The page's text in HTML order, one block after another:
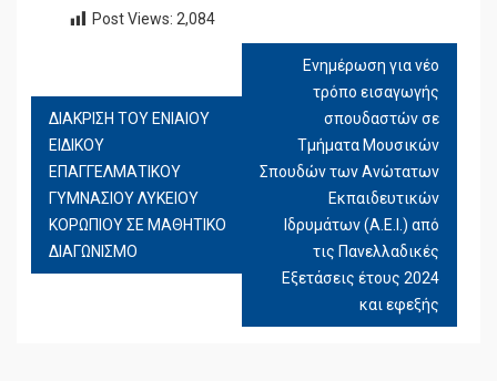
Post Views: 2,084
ΆΡΘΡΩΝ
ΔΙΑΚΡΙΣΗ ΤΟΥ ΕΝΙΑΙΟΥ
ΕΙΔΙΚΟΥ
ΕΠΑΓΓΕΛΜΑΤΙΚΟΥ
ΓΥΜΝΑΣΙΟΥ ΛΥΚΕΙΟΥ
ΚΟΡΩΠΙΟΥ ΣΕ ΜΑΘΗΤΙΚΟ
ΔΙΑΓΩΝΙΣΜΟ
Ενημέρωση για νέο
τρόπο εισαγωγής
σπουδαστών σε
Τμήματα Μουσικών
Σπουδών των Ανώτατων
Εκπαιδευτικών
Ιδρυμάτων (Α.Ε.Ι.) από
τις Πανελλαδικές
Εξετάσεις έτους 2024
και εφεξής